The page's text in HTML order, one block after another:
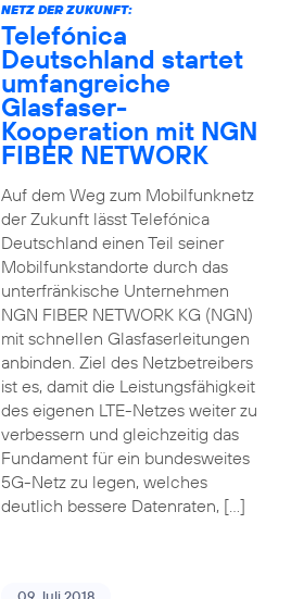
NETZ DER ZUKUNFT:
Telefónica
Deutschland startet
umfangreiche
Glasfaser-
Kooperation mit NGN
FIBER NETWORK
Auf dem Weg zum Mobilfunknetz
der Zukunft lässt Telefónica
Deutschland einen Teil seiner
Mobilfunkstandorte durch das
unterfränkische Unternehmen
NGN FIBER NETWORK KG (NGN)
mit schnellen Glasfaserleitungen
anbinden. Ziel des Netzbetreibers
ist es, damit die Leistungsfähigkeit
des eigenen LTE-Netzes weiter zu
verbessern und gleichzeitig das
Fundament für ein bundesweites
5G-Netz zu legen, welches
deutlich bessere Datenraten, […]